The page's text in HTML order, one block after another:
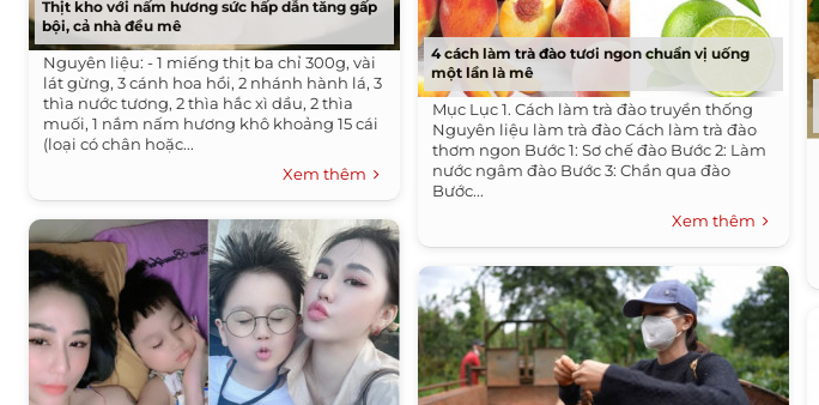
Thịt kho với nấm hương sức hấp dẫn tăng gấp
bội, cả nhà đều mê
Nguyên liệu: - 1 miếng thịt ba chỉ 300g, vài
lát gừng, 3 cánh hoa hồi, 2 nhánh hành lá, 3
thìa nước tương, 2 thìa hắc xì dầu, 2 thìa
muối, 1 nắm nấm hương khô khoảng 15 cái
(loại có chân hoặc...
Xem thêm
4 cách làm trà đào tươi ngon chuẩn vị uống
một lần là mê
Mục Lục 1. Cách làm trà đào truyền thống
Nguyên liệu làm trà đào Cách làm trà đào
thơm ngon Bước 1: Sơ chế đào Bước 2: Làm
nước ngâm đào Bước 3: Chần qua đào
Bước...
Xem thêm